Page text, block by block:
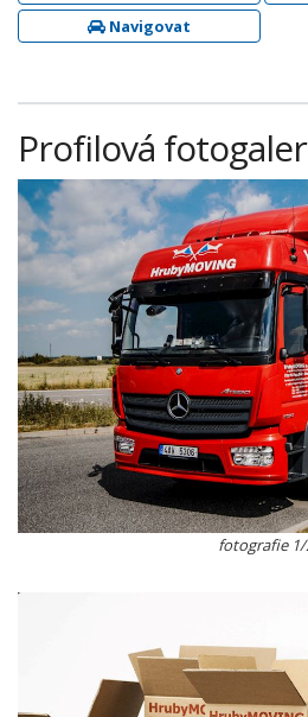
Navigovat
Profilová
fotografie 1/